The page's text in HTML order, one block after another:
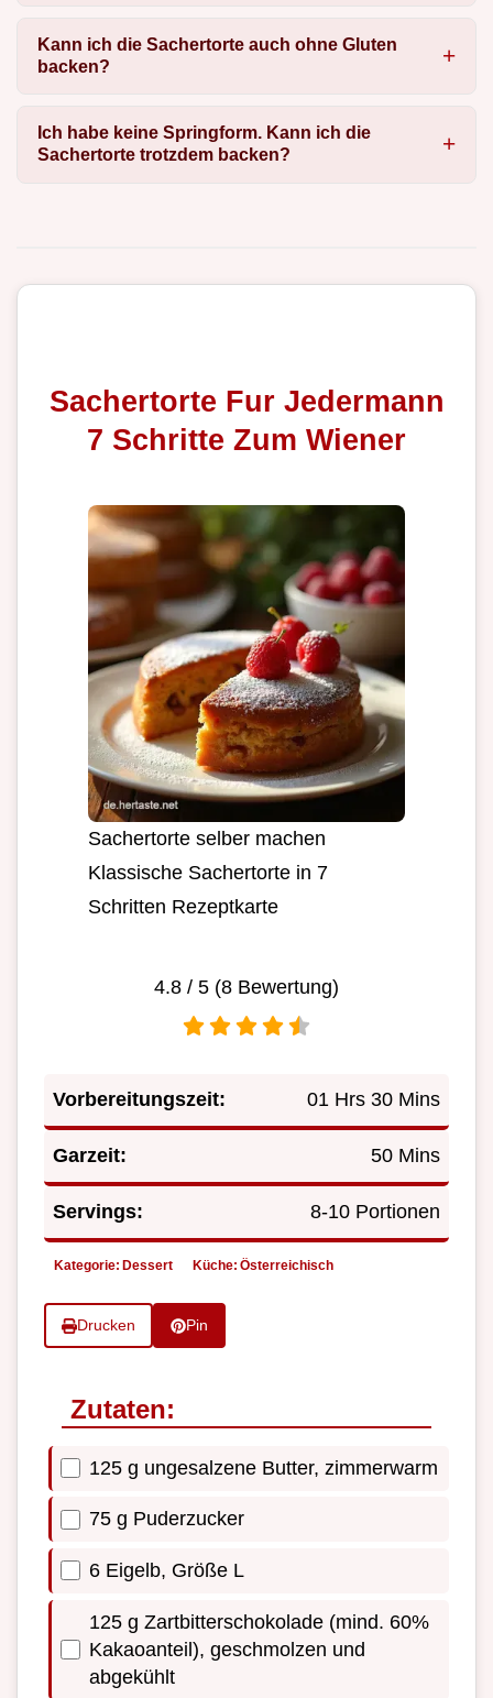
Kann ich die Sachertorte auch ohne Gluten
backen?
Ich habe keine Springform. Kann ich die
Sachertorte trotzdem backen?
Sachertorte Fur Jedermann
7 Schritte Zum Wiener
Sachertorte selber machen
Klassische Sachertorte in 7
Schritten Rezeptkarte
4.8 / 5 (8 Bewertung)
Vorbereitungszeit: 01 Hrs 30 Mins
Garzeit: 50 Mins
Servings: 8-10 Portionen
Kategorie: Dessert Küche: Österreichisch
Drucken Pin
Zutaten:
125 g ungesalzene Butter, zimmerwarm
75 g Puderzucker
6 Eigelb, Größe L
125 g Zartbitterschokolade (mind. 60%
Kakaoanteil), geschmolzen und
abgekühlt